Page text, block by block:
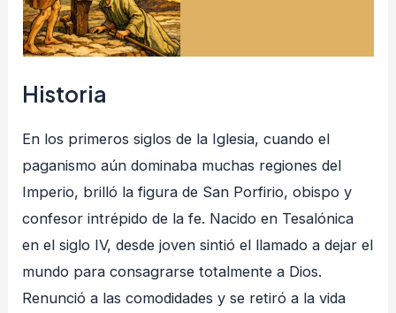
Historia
En los primeros siglos de la Iglesia, cuando el
paganismo aún dominaba muchas regiones del
Imperio, brilló la figura de San Porfirio, obispo y
confesor intrépido de la fe. Nacido en Tesalónica
en el siglo IV, desde joven sintió el llamado a dejar el
mundo para consagrarse totalmente a Dios.
Renunció a las comodidades y se retiró a la vida